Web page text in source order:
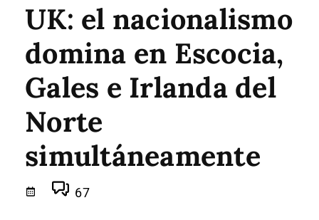
UK: el nacionalismo
domina en Escocia,
Gales e Irlanda del
Norte
simultáneamente
67